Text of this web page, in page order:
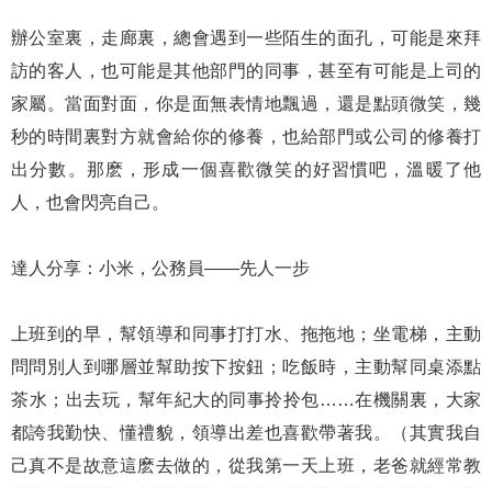
辦公室裏，走廊裏，總會遇到一些陌生的面孔，可能是來拜
訪的客人，也可能是其他部門的同事，甚至有可能是上司的
家屬。當面對面，你是面無表情地飄過，還是點頭微笑，幾
秒的時間裏對方就會給你的修養，也給部門或公司的修養打
出分數。那麽，形成一個喜歡微笑的好習慣吧，溫暖了他
人，也會閃亮自己。
達人分享：小米，公務員——先人一步
上班到的早，幫領導和同事打打水、拖拖地；坐電梯，主動
問問別人到哪層並幫助按下按鈕；吃飯時，主動幫同桌添點
茶水；出去玩，幫年紀大的同事拎拎包……在機關裏，大家
都誇我勤快、懂禮貌，領導出差也喜歡帶著我。（其實我自
己真不是故意這麽去做的，從我第一天上班，老爸就經常教